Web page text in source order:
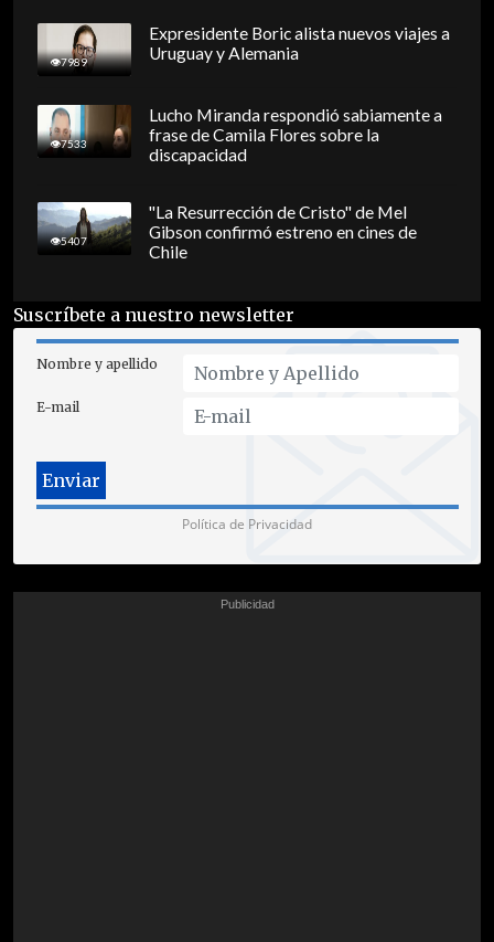
7989
Expresidente Boric alista nuevos viajes a
Uruguay y Alemania
7533
Lucho Miranda respondió sabiamente a
frase de Camila Flores sobre la
discapacidad
5407
"La Resurrección de Cristo" de Mel
Gibson confirmó estreno en cines de
Chile
Suscríbete a nuestro newsletter
Nombre y apellido
E-mail
Política de Privacidad